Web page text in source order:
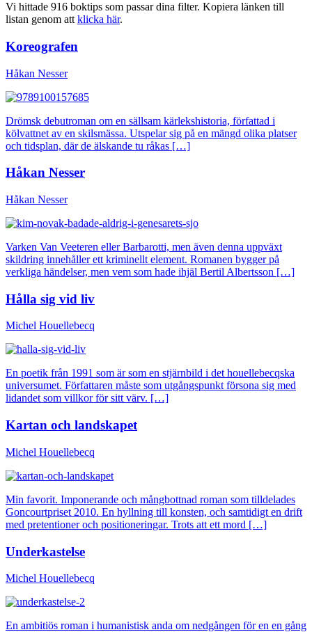
Vi hittade 916 boktips som passar dina filter. Kopiera länken till
listan genom att klicka här.
Koreografen
Håkan Nesser
Drömsk debutroman om en sällsam kärlekshistoria, författad i
kölvattnet av en skilsmässa. Utspelar sig på en mängd olika platser
och tidsplan, där de älskande tu råkas […]
Håkan Nesser
Håkan Nesser
Varken Van Veeteren eller Barbarotti, men även denna uppväxt
skildring innehåller ett kriminellt element. Romanen bygger på
verkliga händelser, men vem som hade ihjäl Bertil Albertsson […]
Hålla sig vid liv
Michel Houellebecq
En poetik från 1991 som är som en stjärnbild i det houellebecqska
universumet. Författaren måste som utgångspunkt försona sig med
lidandet som villkor för sitt värv. […]
Kartan och landskapet
Michel Houellebecq
Min favorit. Imponerande och mångbottnad roman som tilldelades
Goncourtpriset 2010. En hyllning till konsten, och samtidigt en drift
med pretentioner och positioneringar. Trots att ett mord […]
Underkastelse
Michel Houellebecq
En ambitiös roman i humanistisk anda om nedgången för en en gång